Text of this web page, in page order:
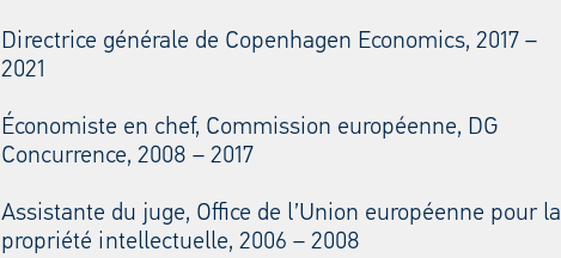
Directrice générale de Copenhagen Economics, 2017 –
2021
Économiste en chef, Commission européenne, DG
Concurrence, 2008 – 2017
Assistante du juge, Office de l’Union européenne pour la
propriété intellectuelle, 2006 – 2008